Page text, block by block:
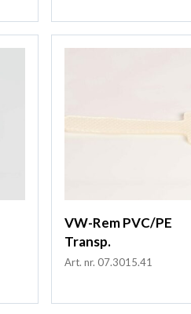
VW-Rem PVC/PE
Transp.
Art. nr. 07.3015.41